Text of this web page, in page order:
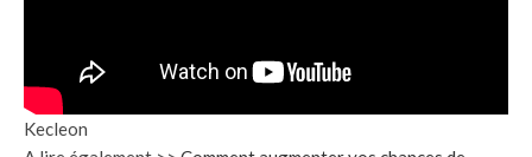
Kecleon